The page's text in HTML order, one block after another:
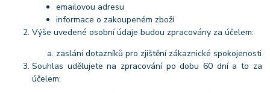
emailovou adresu
informace o zakoupeném zboží
Výše uvedené osobní údaje budou zpracovány za účelem:
zaslání dotazníků pro zjištění zákaznické spokojenosti
Souhlas udělujete na zpracování po dobu 60 dní a to za
účelem: